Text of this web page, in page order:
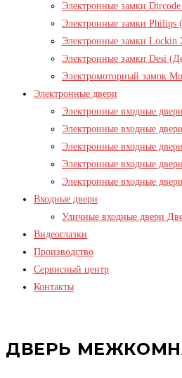
Электронные замки
Электронные замки Philips
Электронные замки
Электронные замки Desi
Электромоторный замок
Электронные двери
Электронные входные
Электронные входные
Электронные входные
Электронные входные
Электронные входные
Входные двери
Уличные входные двери
Видеоглазки
Производство
Сервисный центр
Контакты
ДВЕРЬ